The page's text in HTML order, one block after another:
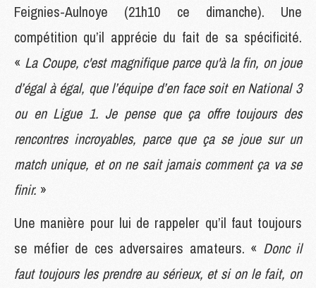
Feignies-Aulnoye (21h10 ce dimanche). Une
compétition qu’il apprécie du fait de sa spécificité.
« La Coupe, c'est magnifique parce qu'à la fin, on joue
d’égal à égal, que l’équipe d’en face soit en National 3
ou en Ligue 1. Je pense que ça offre toujours des
rencontres incroyables, parce que ça se joue sur un
match unique, et on ne sait jamais comment ça va se
finir. »
Une manière pour lui de rappeler qu’il faut toujours
se méfier de ces adversaires amateurs. « Donc il
faut toujours les prendre au sérieux, et si on le fait, on